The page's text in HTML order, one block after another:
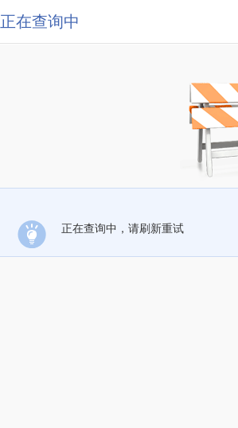
正在查询中
正在查询中，请刷新重试